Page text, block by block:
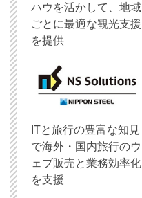
ハウを活かして、地域
ごとに最適な観光支援
を提供
ITと旅行の豊富な知見
で海外・国内旅行のウ
ェブ販売と業務効率化
を支援